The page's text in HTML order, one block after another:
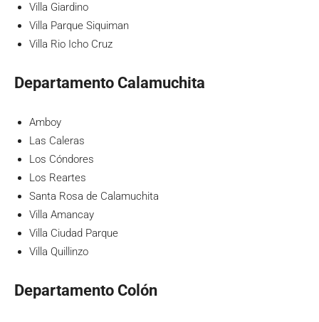
Villa Giardino
Villa Parque Siquiman
Villa Rio Icho Cruz
Departamento Calamuchita
Amboy
Las Caleras
Los Cóndores
Los Reartes
Santa Rosa de Calamuchita
Villa Amancay
Villa Ciudad Parque
Villa Quillinzo
Departamento Colón